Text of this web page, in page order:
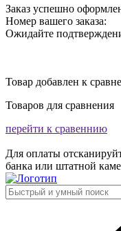
Заказ успешно
Номер вашего заказа:
Ожидайте
Товар добавлен к
Товаров для сравнения
перейти к сравеннию
Для оплаты
банка или штатной